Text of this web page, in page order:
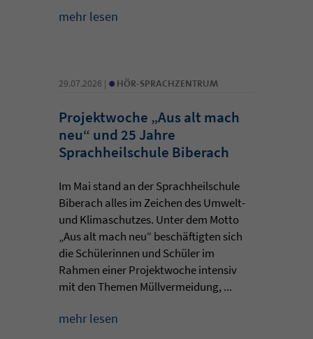
mehr lesen
29.07.2026 | • HÖR-SPRACHZENTRUM
Projektwoche „Aus alt mach
neu“ und 25 Jahre
Sprachheilschule Biberach
Im Mai stand an der Sprachheilschule
Biberach alles im Zeichen des Umwelt-
und Klimaschutzes. Unter dem Motto
„Aus alt mach neu“ beschäftigten sich
die Schülerinnen und Schüler im
Rahmen einer Projektwoche intensiv
mit den Themen Müllvermeidung, ...
mehr lesen